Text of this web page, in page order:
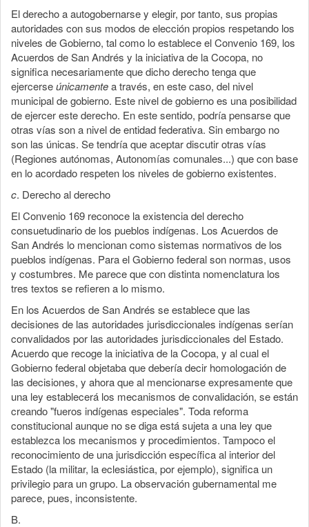
El derecho a autogobernarse y elegir, por tanto, sus propias
autoridades con sus modos de elección propios respetando los
niveles de Gobierno, tal como lo establece el Convenio 169, los
Acuerdos de San Andrés y la iniciativa de la Cocopa, no
significa necesariamente que dicho derecho tenga que
ejercerseúnicamentea través, en este caso, del nivel
municipal de gobierno. Este nivel de gobierno es una posibilidad
de ejercer este derecho. En este sentido, podría pensarse que
otras vías son a nivel de entidad federativa. Sin embargo no
son las únicas. Se tendría que aceptar discutir otras vías
(Regiones autónomas, Autonomías comunales...) que con base
en lo acordado respeten los niveles de gobierno existentes.
c. Derecho al derecho
El Convenio 169 reconoce la existencia del derecho
consuetudinario de los pueblos indígenas. Los Acuerdos de
San Andrés lo mencionan como sistemas normativos de los
pueblos indígenas. Para el Gobierno federal son normas, usos
y costumbres. Me parece que con distinta nomenclatura los
tres textos se refieren a lo mismo.
En los Acuerdos de San Andrés se establece que las
decisiones de las autoridades jurisdiccionales indígenas serían
convalidados por las autoridades jurisdiccionales del Estado.
Acuerdo que recoge la iniciativa de la Cocopa, y al cual el
Gobierno federal objetaba que debería decir homologación de
las decisiones, y ahora que al mencionarse expresamente que
una ley establecerá los mecanismos de convalidación, se están
creando "fueros indígenas especiales". Toda reforma
constitucional aunque no se diga está sujeta a una ley que
establezca los mecanismos y procedimientos. Tampoco el
reconocimiento de una jurisdicción específica al interior del
Estado (la militar, la eclesiástica, por ejemplo), significa un
privilegio para un grupo. La observación gubernamental me
parece, pues, inconsistente.
B.